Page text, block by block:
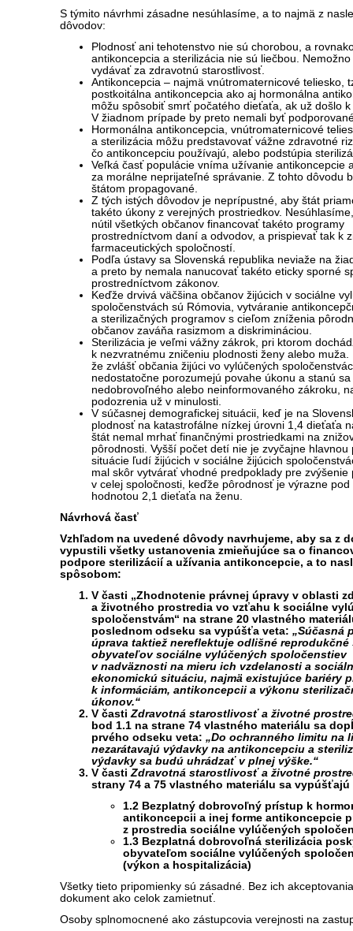
S týmito návrhmi zásadne nesúhlasíme, a to najmä z
dôvodov:
Plodnosť ani tehotenstvo nie sú chorobou, a
antikoncepcia a sterilizácia nie sú liečbou.
vydávať za zdravotnú starostlivosť.
Antikoncepcia – najmä vnútromaternicové teliesko,
postkoitálna antikoncepcia ako aj hormonálna
môžu spôsobiť smrť počatého dieťaťa, ak už došlo k
V žiadnom prípade by preto nemali byť
Hormonálna antikoncepcia, vnútromaternicové
a sterilizácia môžu predstavovať vážne zdravotné
čo antikoncepciu používajú, alebo podstúpia
Veľká časť populácie vníma užívanie antikoncepcie
za morálne neprijateľné správanie. Z tohto dôvodu
štátom propagované.
Z tých istých dôvodov je neprípustné, aby štát
takéto úkony z verejných prostriedkov.
nútil všetkých občanov financovať takéto programy
prostredníctvom daní a odvodov, a prispievať tak k
farmaceutických spoločností.
Podľa ústavy sa Slovenská republika neviaže na
a preto by nemala nanucovať takéto eticky sporné
prostredníctvom zákonov.
Keďže drvivá väčšina občanov žijúcich v sociálne
spoločenstvách sú Rómovia, vytváranie
a sterilizačných programov s cieľom zníženia
občanov zaváňa rasizmom a diskrimináciou.
Sterilizácia je veľmi vážny zákrok, pri ktorom
k nezvratnému zničeniu plodnosti ženy alebo
že zvlášť občania žijúci vo vylúčených
nedostatočne porozumejú povahe úkonu a stanú
nedobrovoľného alebo neinformovaného zákroku,
podozrenia už v minulosti.
V súčasnej demografickej situácii, keď je na
plodnosť na katastrofálne nízkej úrovni 1,4 dieťaťa
štát nemal mrhať finančnými prostriedkami na
pôrodnosti. Vyšší počet detí nie je zvyčajne hlavnou
situácie ľudí žijúcich v sociálne žijúcich
mal skôr vytvárať vhodné predpoklady pre zvýšenie
v celej spoločnosti, keďže pôrodnosť je výrazne pod
hodnotou 2,1 dieťaťa na ženu.
Návrhová časť
Vzhľadom na uvedené dôvody navrhujeme, aby sa z
vypustili všetky ustanovenia zmieňujúce sa o
podpore sterilizácií a užívania antikoncepcie, a to
spôsobom:
V časti „Zhodnotenie právnej úpravy v oblasti
a životného prostredia vo vzťahu k sociálne
spoločenstvám“ na strane 20 vlastného
poslednom odseku sa vypúšťa veta: „Súčasná
úprava taktiež nereflektuje odlišné reprodukčné
obyvateľov sociálne vylúčených spoločenstiev
v nadväznosti na mieru ich vzdelanosti a
ekonomickú situáciu, najmä existujúce bariéry
k informáciám, antikoncepcii a výkonu
úkonov.“
V častiZdravotná starostlivosť a životné
bod 1.1 na strane 74 vlastného materiálu sa
prvého odseku veta: „Do ochranného limitu na
nezarátavajú výdavky na antikoncepciu a
výdavky sa budú uhrádzať v plnej výške.“
V častiZdravotná starostlivosť a životné
strany 74 a 75 vlastného materiálu sa
1.2 Bezplatný dobrovoľný prístup k
antikoncepcii a inej forme antikoncepcie
z prostredia sociálne vylúčených
1.3 Bezplatná dobrovoľná sterilizácia
obyvateľom sociálne vylúčených
(výkon a hospitalizácia)
Všetky tieto pripomienky sú zásadné. Bez ich
dokument ako celok zamietnuť.
Osoby splnomocnené ako zástupcovia verejnosti na